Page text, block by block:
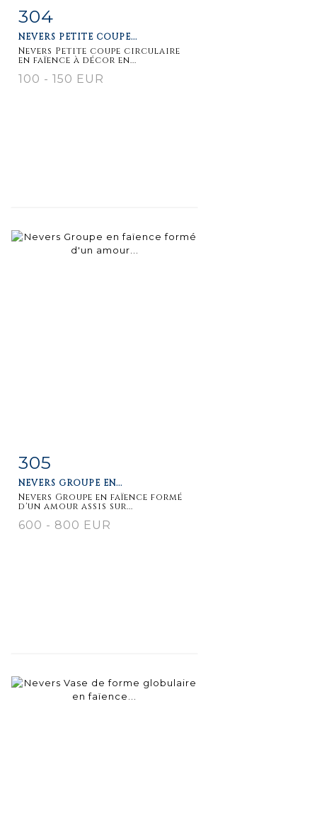
Item detail
304
NEVERS PETITE COUPE...
Nevers Petite coupe circulaire
en faïence à décor en...
100 - 150 EUR
Item detail
305
NEVERS GROUPE EN...
Nevers Groupe en faïence formé
d'un amour assis sur...
600 - 800 EUR